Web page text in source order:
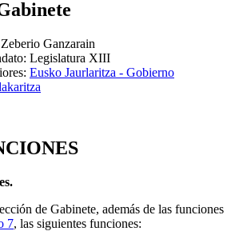
Ganzarain
: Legislatura XIII
: Eusko Jaurlaritza - Gobierno
de Gabinete, además de las funciones
7, las siguientes funciones: